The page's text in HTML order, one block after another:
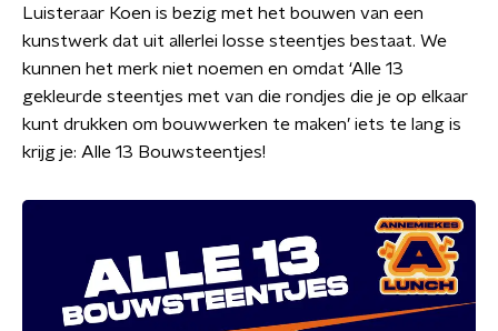
Luisteraar Koen is bezig met het bouwen van een
kunstwerk dat uit allerlei losse steentjes bestaat. We
kunnen het merk niet noemen en omdat ‘Alle 13
gekleurde steentjes met van die rondjes die je op elkaar
kunt drukken om bouwwerken te maken’ iets te lang is
krijg je: Alle 13 Bouwsteentjes!